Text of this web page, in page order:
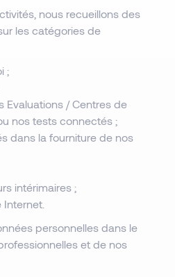
nous recueillons des
les catégories de
;
Evaluations / Centres de
nos tests connectés ;
dans la fourniture de nos
intérimaires ;
personnelles dans le
et de nos